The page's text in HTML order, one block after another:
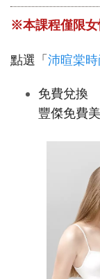
※本課程僅限女
點選「 沛暄棠
免費兌換
豐傑免費